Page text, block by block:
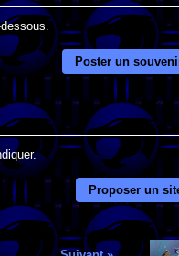
Poster un
Proposer un